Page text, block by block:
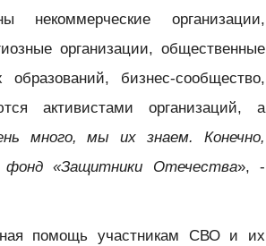
некоммерческие организации,
организации, общественные
бизнес-сообщество,
активистами организаций, а
много, мы их знаем. Конечно,
фонд «Защитники Отечества», -
помощь участникам СВО и их